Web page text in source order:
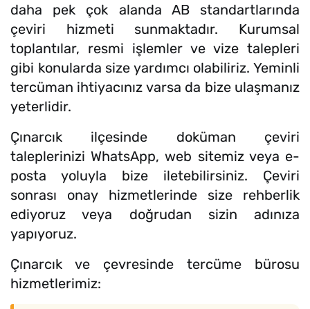
daha pek çok alanda AB standartlarında
çeviri hizmeti sunmaktadır. Kurumsal
toplantılar, resmi işlemler ve vize talepleri
gibi konularda size yardımcı olabiliriz. Yeminli
tercüman ihtiyacınız varsa da bize ulaşmanız
yeterlidir.
Çınarcık ilçesinde doküman çeviri
taleplerinizi WhatsApp, web sitemiz veya e-
posta yoluyla bize iletebilirsiniz. Çeviri
sonrası onay hizmetlerinde size rehberlik
ediyoruz veya doğrudan sizin adınıza
yapıyoruz.
Çınarcık ve çevresinde tercüme bürosu
hizmetlerimiz: